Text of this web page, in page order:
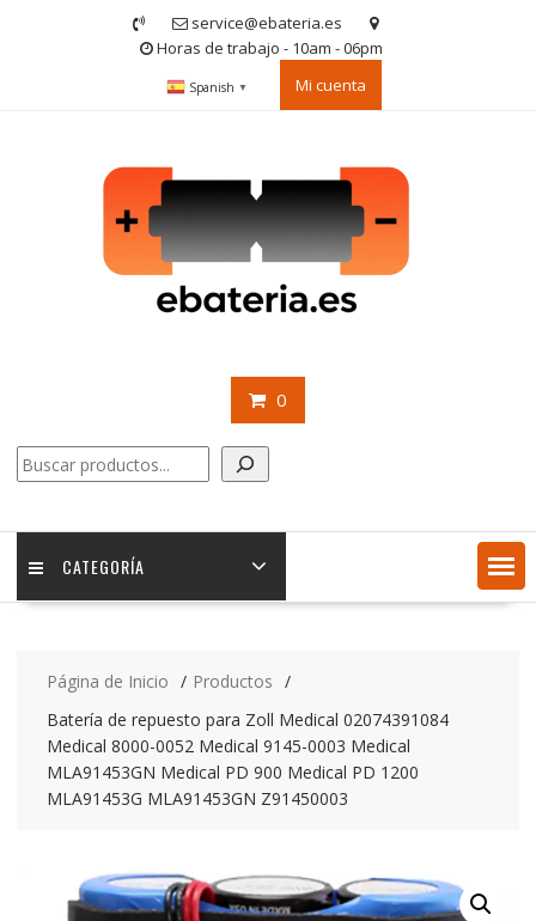
service@ebateria.es
Horas de trabajo - 10am - 06pm
Spanish ▼ Mi cuenta
0
Buscar
CATEGORÍA
Página de Inicio
Productos
Batería de repuesto para Zoll Medical 02074391084
Medical 8000-0052 Medical 9145-0003 Medical
MLA91453GN Medical PD 900 Medical PD 1200
MLA91453G MLA91453GN Z91450003